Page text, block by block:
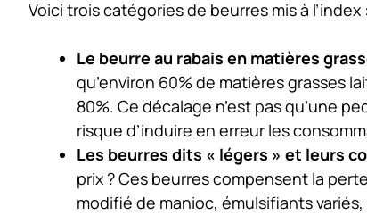
Voici trois catégories de beurres mis à l’index :
Le beurre au rabais en matières
qu’environ 60% de matières grasses
80%. Ce décalage n’est pas qu’une
risque d’induire en erreur les
Les beurres dits « légers » et leurs
prix ? Ces beurres compensent la
modifié de manioc, émulsifiants